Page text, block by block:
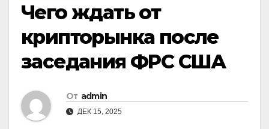
Чего ждать от
крипторынка после
заседания ФРС США
От admin
ДЕК 15, 2025